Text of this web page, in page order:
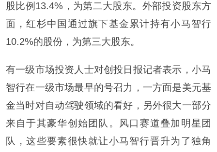
股比例13.4%，为第二大股东。外部投资股东方
面，红杉中国通过旗下基金累计持有小马智行
10.2%的股份，为第三大股东。
有一级市场投资人士对创投日报记者表示，小马
智行在一级市场最早的号召力，一方面是美元基
金当时对自动驾驶领域的看好，另外很大一部分
来自于其豪华创始团队。风口赛道叠加明星团
队，这些要素很快就让小马智行晋升为了独角